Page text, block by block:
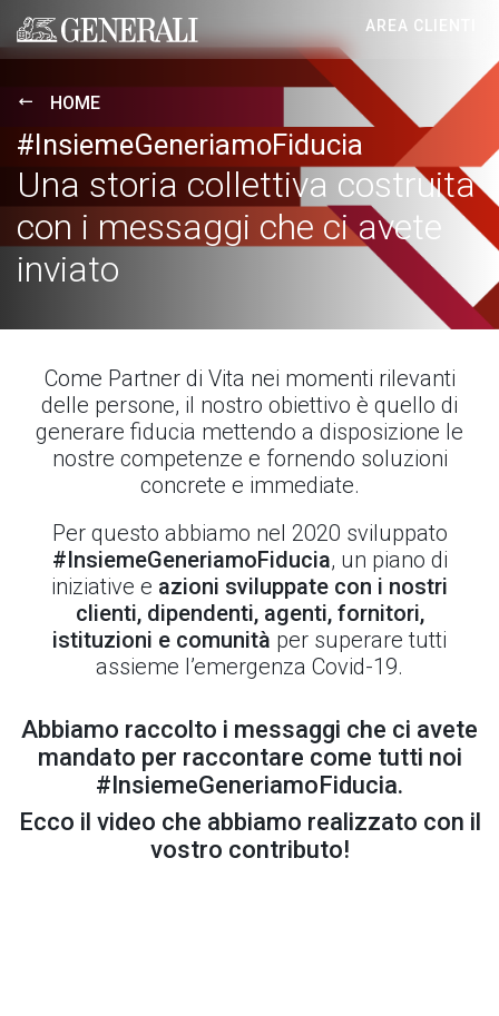
Generali logo
AREA CLIENTI
HOME
#InsiemeGeneriamoFiducia
Una storia collettiva costruita
con i messaggi che ci avete
inviato
Come Partner di Vita nei momenti rilevanti
delle persone, il nostro obiettivo è quello di
generare fiducia mettendo a disposizione le
nostre competenze e fornendo soluzioni
concrete e immediate.
Per questo abbiamo nel 2020 sviluppato
#InsiemeGeneriamoFiducia, un piano di
iniziative e azioni sviluppate con i nostri
clienti, dipendenti, agenti, fornitori,
istituzioni e comunità per superare tutti
assieme l’emergenza Covid-19.
Abbiamo raccolto i messaggi che ci avete
mandato per raccontare come tutti noi
#InsiemeGeneriamoFiducia.
Ecco il video che abbiamo realizzato con il
vostro contributo!